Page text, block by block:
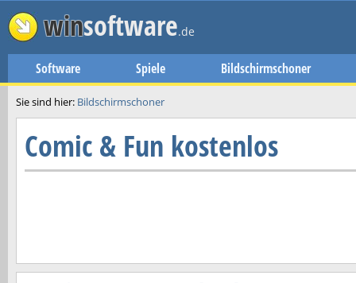
winsoftware.de
Software Spiele Bildschirmschoner
Sie sind hier: Bildschirmschoner
Comic & Fun kostenlos